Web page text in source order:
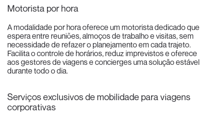
Motorista por hora
A modalidade por hora oferece um motorista dedicado que
espera entre reuniões, almoços de trabalho e visitas, sem
necessidade de refazer o planejamento em cada trajeto.
Facilita o controle de horários, reduz imprevistos e oferece
aos gestores de viagens e concierges uma solução estável
durante todo o dia.
Serviços exclusivos de mobilidade para viagens
corporativas